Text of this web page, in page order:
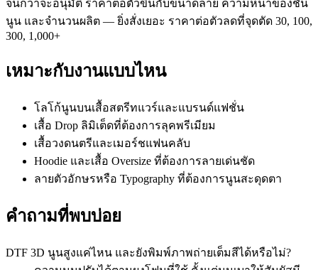
จนกว่าจะอนุมัติ ราคาต่อตัวขึ้นกับขนาดลาย ความหนาของชั้น
นูน และจำนวนผลิต — ยิ่งสั่งเยอะ ราคาต่อตัวลดที่จุดตัด 30, 100,
300, 1,000+
เหมาะกับงานแบบไหน
โลโก้นูนบนเสื้อสตรีทแวร์และแบรนด์แฟชั่น
เสื้อ Drop ลิมิเต็ดที่ต้องการลุคพรีเมียม
เสื้อวงดนตรีและเมอร์ชแฟนคลับ
Hoodie และเสื้อ Oversize ที่ต้องการลายเด่นชัด
ลายตัวอักษรหรือ Typography ที่ต้องการนูนสะดุดตา
คำถามที่พบบ่อย
DTF 3D นูนสูงแค่ไหน และยังพิมพ์ภาพถ่ายเต็มสีได้หรือไม่?